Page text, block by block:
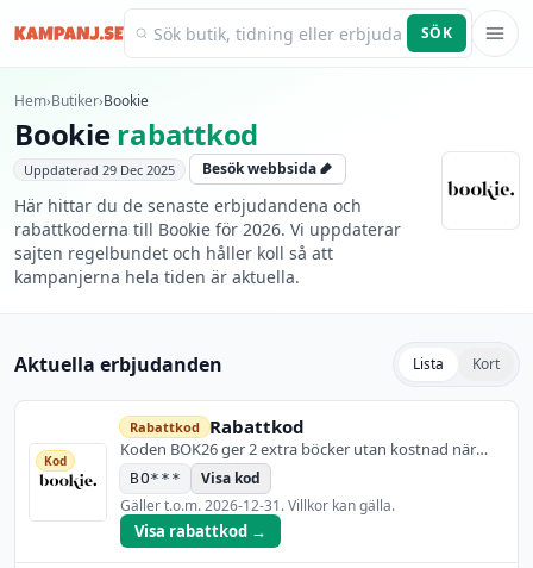
SÖK
Hem›Butiker›Bookie
Bookierabattkod
Uppdaterad 29 Dec 2025 Besök webbsida
Här hittar du de senaste erbjudandena och
rabattkoderna till Bookie för 2026. Vi uppdaterar
sajten regelbundet och håller koll så att
kampanjerna hela tiden är aktuella.
Aktuella erbjudanden Lista Kort
Kod
Rabattkod Rabattkod
Koden BOK26 ger 2 extra böcker utan kostnad när
man startar en 6- eller 12-månaders prenumeration.
Gäller nya prenumeranter. Inte giltig för
prenumerationsforme...
BO***
Visa kod
Gäller t.o.m.2026-12-31. Villkor kan gälla.
Visa rabattkod →